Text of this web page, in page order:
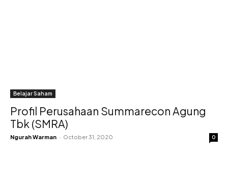
Belajar Saham
Profil Perusahaan Summarecon Agung
Tbk (SMRA)
Ngurah Warman - October 31, 2020 0